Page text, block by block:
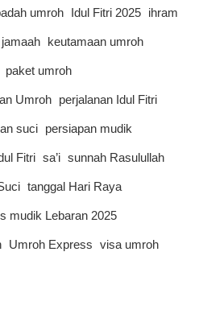
umroh Idul Fitri 2025 ihram
keutamaan umroh
paket umroh
Umroh perjalanan Idul Fitri
suci persiapan mudik
Fitri sa’i sunnah Rasulullah
tanggal Hari Raya
mudik Lebaran 2025
Umroh Express visa umroh